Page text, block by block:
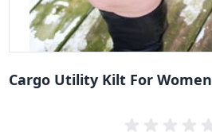
Cargo Utility Kilt For Women